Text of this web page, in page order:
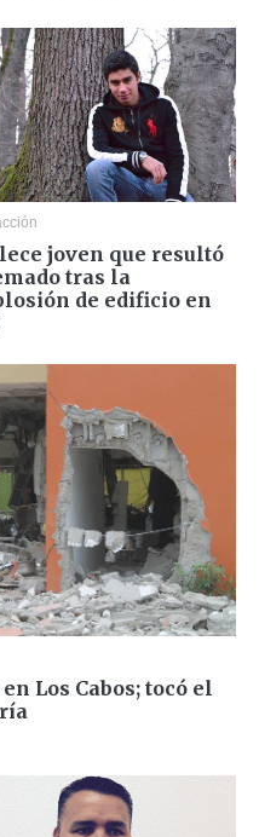
joven que resultó
tras la
de edificio en
Los Cabos; tocó el